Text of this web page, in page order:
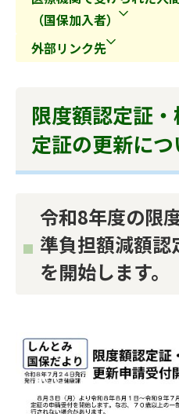
（国保加入者）
外部リンク先
限度額認定証
定証の更新につ
令和8年度の限
準負担額減額
を開始します。